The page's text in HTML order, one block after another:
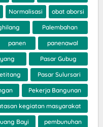
Normalisasi obat aborsi
Palembahan
panen panenawal
Pasar Gubug
Pasar Sulursari
Pekerja Bangunan
kegiatan masyarakat
Bayi pembunuhan